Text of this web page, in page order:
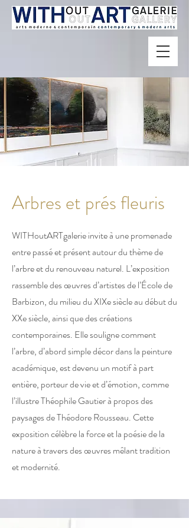
Arbres et prés fleuris
WITHoutARTgalerie invite à une promenade
entre passé et présent autour du thème de
l’arbre et du renouveau naturel. L’exposition
rassemble des œuvres d’artistes de l’École de
Barbizon, du milieu du XIXe siècle au début du
XXe siècle, ainsi que des créations
contemporaines. Elle souligne comment
l’arbre, d’abord simple décor dans la peinture
académique, est devenu un motif à part
entière, porteur de vie et d’émotion, comme
l’illustre Théophile Gautier à propos des
paysages de Théodore Rousseau. Cette
exposition célèbre la force et la poésie de la
nature à travers des œuvres mêlant tradition
et modernité.